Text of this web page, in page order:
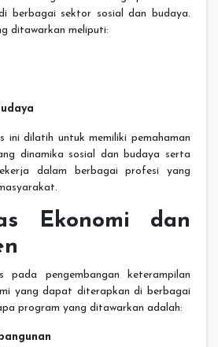
berbagai sektor sosial dan budaya.
ditawarkan meliputi:
ini dilatih untuk memiliki pemahaman
dinamika sosial dan budaya serta
dalam berbagai profesi yang
Ekonomi dan
pada pengembangan keterampilan
yang dapat diterapkan di berbagai
program yang ditawarkan adalah: